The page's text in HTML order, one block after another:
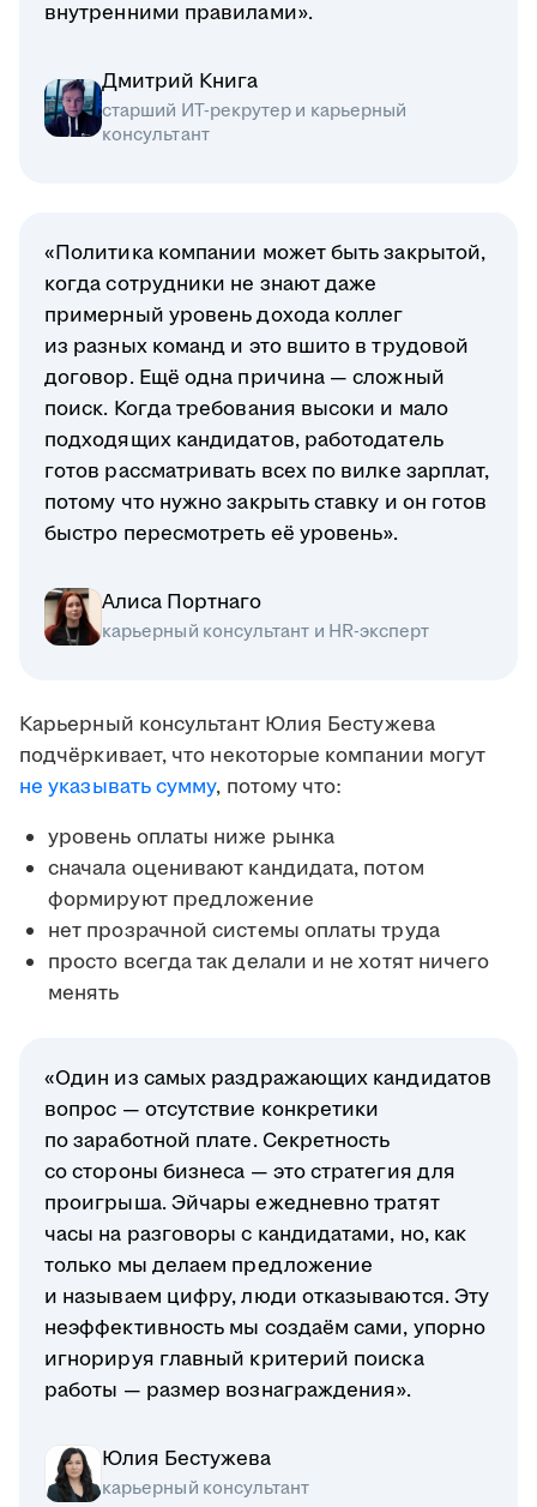
внутренними правилами».
Дмитрий Книга
старший ИТ-рекрутер и карьерный
консультант
«Политика компании может быть закрытой,
когда сотрудники не знают даже
примерный уровень дохода коллег
из разных команд и это вшито в трудовой
договор. Ещё одна причина — сложный
поиск. Когда требования высоки и мало
подходящих кандидатов, работодатель
готов рассматривать всех по вилке зарплат,
потому что нужно закрыть ставку и он готов
быстро пересмотреть её уровень».
Алиса Портнаго
карьерный консультант и HR-эксперт
Карьерный консультант Юлия Бестужева
подчёркивает, что некоторые компании могут
не указывать сумму, потому что:
уровень оплаты ниже рынка
сначала оценивают кандидата, потом
формируют предложение
нет прозрачной системы оплаты труда
просто всегда так делали и не хотят ничего
менять
«Один из самых раздражающих кандидатов
вопрос — отсутствие конкретики
по заработной плате. Секретность
со стороны бизнеса — это стратегия для
проигрыша. Эйчары ежедневно тратят
часы на разговоры с кандидатами, но, как
только мы делаем предложение
и называем цифру, люди отказываются. Эту
неэффективность мы создаём сами, упорно
игнорируя главный критерий поиска
работы — размер вознаграждения».
Юлия Бестужева
карьерный консультант